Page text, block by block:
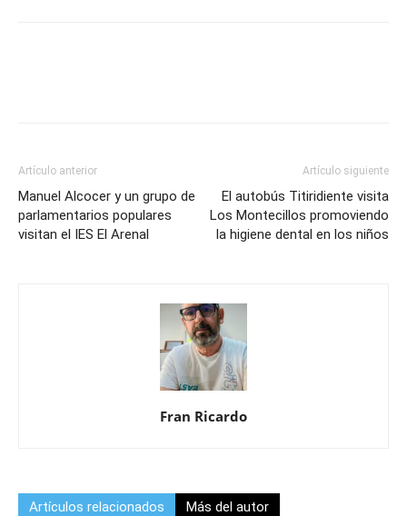
Artículo anterior
Manuel Alcocer y un grupo de
parlamentarios populares
visitan el IES El Arenal
Artículo siguiente
El autobús Titiridiente visita
Los Montecillos promoviendo
la higiene dental en los niños
Fran Ricardo
Artículos relacionados Más del autor